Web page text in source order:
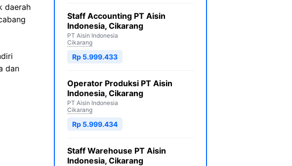
daerah
dan
Staff Accounting PT Aisin
Indonesia, Cikarang
PT Aisin Indonesia
Cikarang
Rp 5.999.433
Operator Produksi PT Aisin
Indonesia, Cikarang
PT Aisin Indonesia
Cikarang
Rp 5.999.434
Staff Warehouse PT Aisin
Indonesia, Cikarang